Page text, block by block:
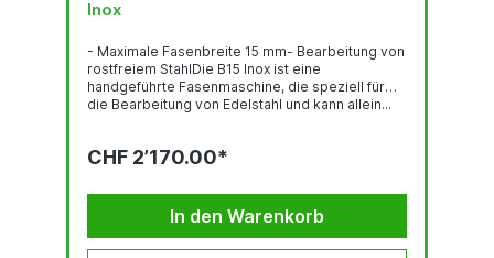
Inox
- Maximale Fasenbreite 15 mm- Bearbeitung von
rostfreiem StahlDie B15 Inox ist eine
handgeführte Fasenmaschine, die speziell für
die Bearbeitung von Edelstahl und kann allein...
CHF 2’170.00*
In den Warenkorb